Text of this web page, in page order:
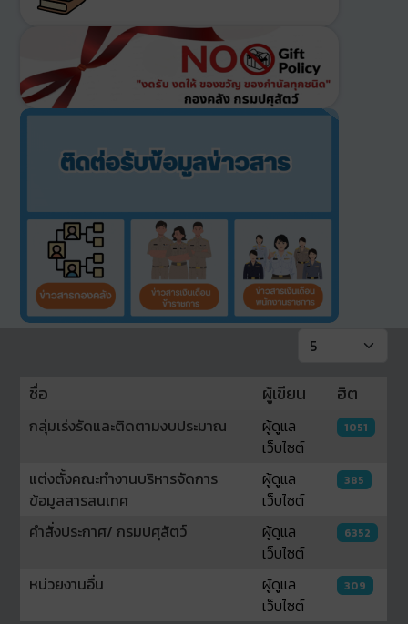
แสดง #
ชื่อ ผู้เขียน ฮิต
กลุ่มเร่งรัดและติดตามงบประมาณ
ผู้ดูแล
เว็บไซต์
1051
แต่งตั้งคณะทำงานบริหารจัดการ
ข้อมูลสารสนเทศ
ผู้ดูแล
เว็บไซต์
385
คำสั่งประกาศ/ กรมปศุสัตว์
ผู้ดูแล
เว็บไซต์
6352
หน่วยงานอื่น
ผู้ดูแล
เว็บไซต์
309